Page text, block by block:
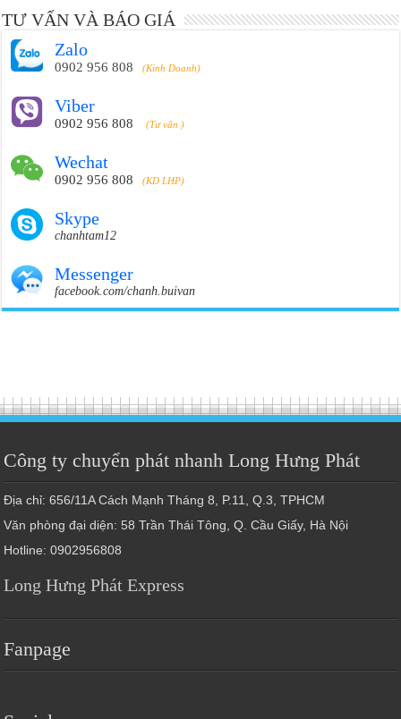
TƯ VẤN VÀ BÁO GIÁ
Zalo
0902 956 808 (Kinh Doanh)
Viber
0902 956 808 (Tư vấn )
Wechat
0902 956 808 (KD LHP)
Skype
chanhtam12
Messenger
facebook.com/chanh.buivan
Công ty chuyển phát nhanh Long Hưng Phát
Địa chỉ: 656/11A Cách Mạnh Tháng 8, P.11, Q.3, TPHCM
Văn phòng đại diện: 58 Trần Thái Tông, Q. Cầu Giấy, Hà Nội
Hotline: 0902956808
Long Hưng Phát Express
Fanpage